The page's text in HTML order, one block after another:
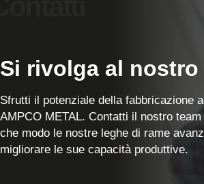
Si rivolga al nostro
Sfrutti il potenziale della fabbricazione
AMPCO METAL. Contatti il nostro
che modo le nostre leghe di rame
migliorare le sue capacità produttive.